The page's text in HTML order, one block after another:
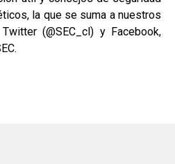
la que se suma a nuestros
(@SEC_cl) y Facebook,